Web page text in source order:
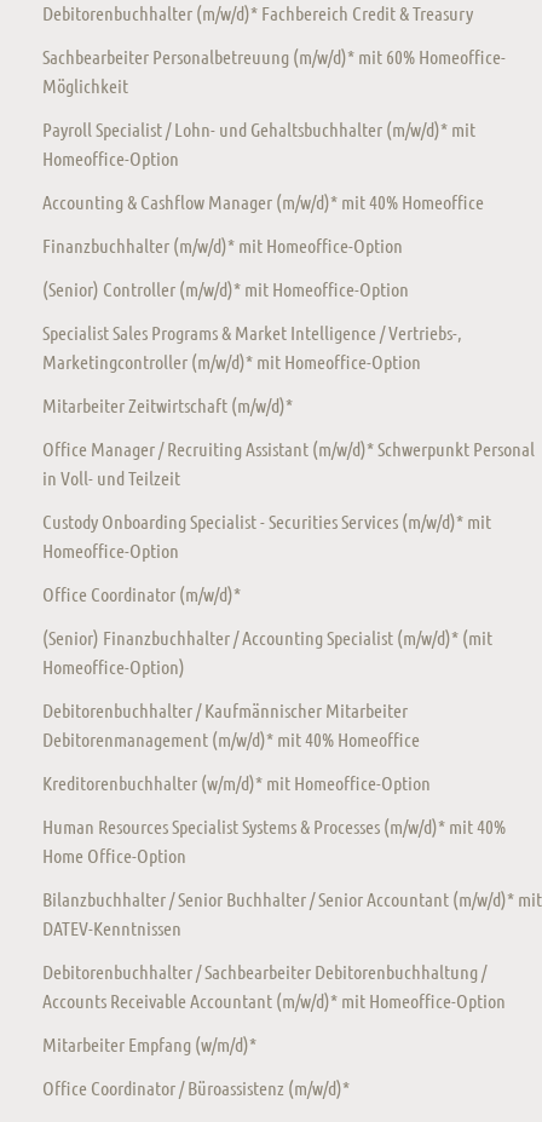
Debitorenbuchhalter (m/w/d)* Fachbereich Credit & Treasury
Sachbearbeiter Personalbetreuung (m/w/d)* mit 60% Homeoffice-
Möglichkeit
Payroll Specialist / Lohn- und Gehaltsbuchhalter (m/w/d)* mit
Homeoffice-Option
Accounting & Cashflow Manager (m/w/d)* mit 40% Homeoffice
Finanzbuchhalter (m/w/d)* mit Homeoffice-Option
(Senior) Controller (m/w/d)* mit Homeoffice-Option
Specialist Sales Programs & Market Intelligence / Vertriebs-,
Marketingcontroller (m/w/d)* mit Homeoffice-Option
Mitarbeiter Zeitwirtschaft (m/w/d)*
Office Manager / Recruiting Assistant (m/w/d)* Schwerpunkt Personal
in Voll- und Teilzeit
Custody Onboarding Specialist - Securities Services (m/w/d)* mit
Homeoffice-Option
Office Coordinator (m/w/d)*
(Senior) Finanzbuchhalter / Accounting Specialist (m/w/d)* (mit
Homeoffice-Option)
Debitorenbuchhalter / Kaufmännischer Mitarbeiter
Debitorenmanagement (m/w/d)* mit 40% Homeoffice
Kreditorenbuchhalter (w/m/d)* mit Homeoffice-Option
Human Resources Specialist Systems & Processes (m/w/d)* mit 40%
Home Office-Option
Bilanzbuchhalter / Senior Buchhalter / Senior Accountant (m/w/d)* mit
DATEV-Kenntnissen
Debitorenbuchhalter / Sachbearbeiter Debitorenbuchhaltung /
Accounts Receivable Accountant (m/w/d)* mit Homeoffice-Option
Mitarbeiter Empfang (w/m/d)*
Office Coordinator / Büroassistenz (m/w/d)*